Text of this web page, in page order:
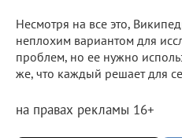
Несмотря на все это,
неплохим вариантом для
проблем, но ее нужно
же, что каждый решает для
на правах рекламы 16+